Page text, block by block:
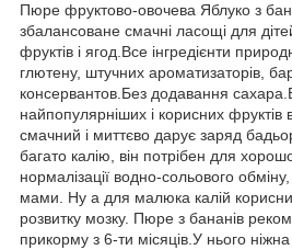
Пюре фруктово-овочева Яблуко з
збалансоване смачні ласощі для
фруктів і ягод.Все інгредієнти
глютену, штучних ароматизаторів,
консервантов.Без додавання
найпопулярніших і корисних фруктів в
смачний і миттєво дарує заряд
багато калію, він потрібен для
нормалізації водно-сольового
мами. Ну а для малюка калій
розвитку мозку. Пюре з бананів
прикорму з 6-ти місяців.У нього